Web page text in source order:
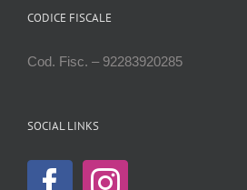
CODICE FISCALE
Cod. Fisc. – 92283920285
SOCIAL LINKS